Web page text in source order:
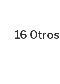
16